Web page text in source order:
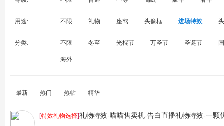
用途: 不限 礼物 座驾 头像框 进场特效
分类: 不限 冬至 光棍节 万圣节 圣诞节
海外
最新 热门 热帖 精华
[特效礼物选择]礼物特效-喵喵售卖机-告白直播礼物特效-一